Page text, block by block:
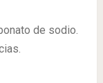
de sodio.